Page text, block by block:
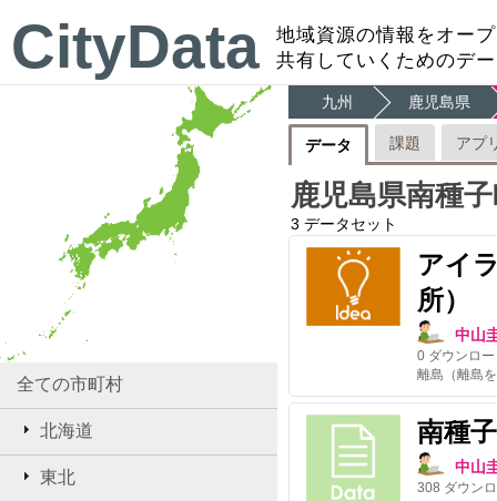
CityData
地域資源の情報をオー
共有していくためのデ
全ての市町村
北海道
東北
九州 鹿児島県
データ 課題 アプ
鹿児島県南種
3 データセット
アイ
所）
中山
0 ダウンロ
離島（離島
南種
中山
308 ダウン